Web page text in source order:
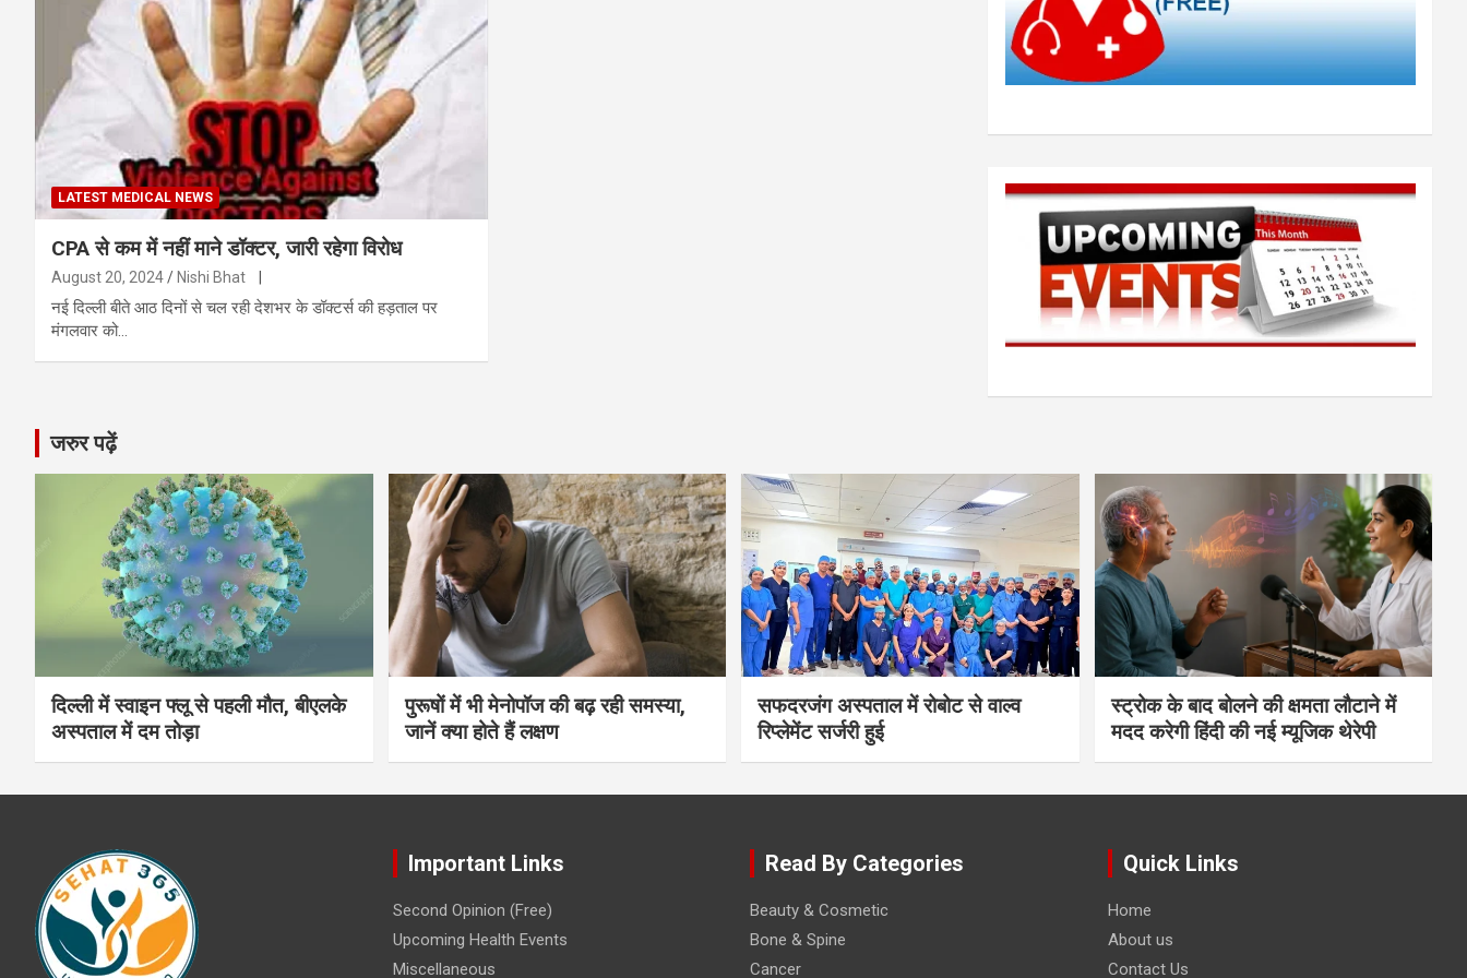
LATEST MEDICAL NEWS
CPA से कम में नहीं माने डॉक्टर, जारी रहेगा विरोध
August 20, 2024 Nishi Bhat
नई दिल्ली बीते आठ दिनों से चल रही देशभर के डॉक्टर्स की हड़ताल पर
मंगलवार को…
जरुर पढ़ें
दिल्ली में स्वाइन फ्लू से पहली मौत, बीएलके
अस्पताल में दम तोड़ा
पुरूषों में भी मेनोपॉज की बढ़ रही समस्या,
जानें क्या होते हैं लक्षण
सफदरजंग अस्पताल में रोबोट से वाल्व
रिप्लेमेंट सर्जरी हुई
स्ट्रोक के बाद बोलने की क्षमता लौटाने में
मदद करेगी हिंदी की नई म्यूजिक थेरेपी
Important Links
Second Opinion (Free)
Upcoming Health Events
Miscellaneous
Read By Categories
Beauty & Cosmetic
Bone & Spine
Cancer
Quick Links
Home
About us
Contact Us